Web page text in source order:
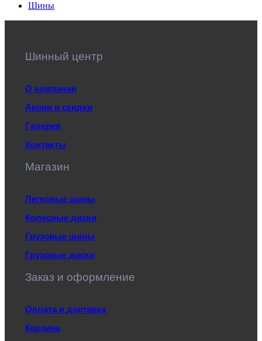
Шины
Шинный центр
О компании
Акции и скидки
Галерея
Контакты
Магазин
Легковые шины
Колесные диски
Грузовые шины
Грузовые диски
Заказ и оформление
Оплата и доставка
Корзина